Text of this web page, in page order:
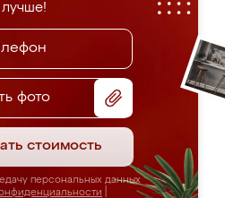
лучше!
фото
стоимость
персональных данных